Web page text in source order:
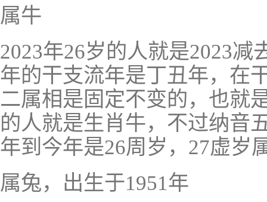
属牛
2023年26岁的人就是2023减
年的干支流年是丁丑年，在
二属相是固定不变的，也就
的人就是生肖牛，不过纳音
年到今年是26周岁，27虚岁
属兔，出生于1951年